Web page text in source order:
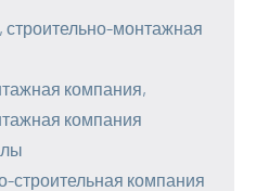
монтажная
компания,
компания
строительная компания